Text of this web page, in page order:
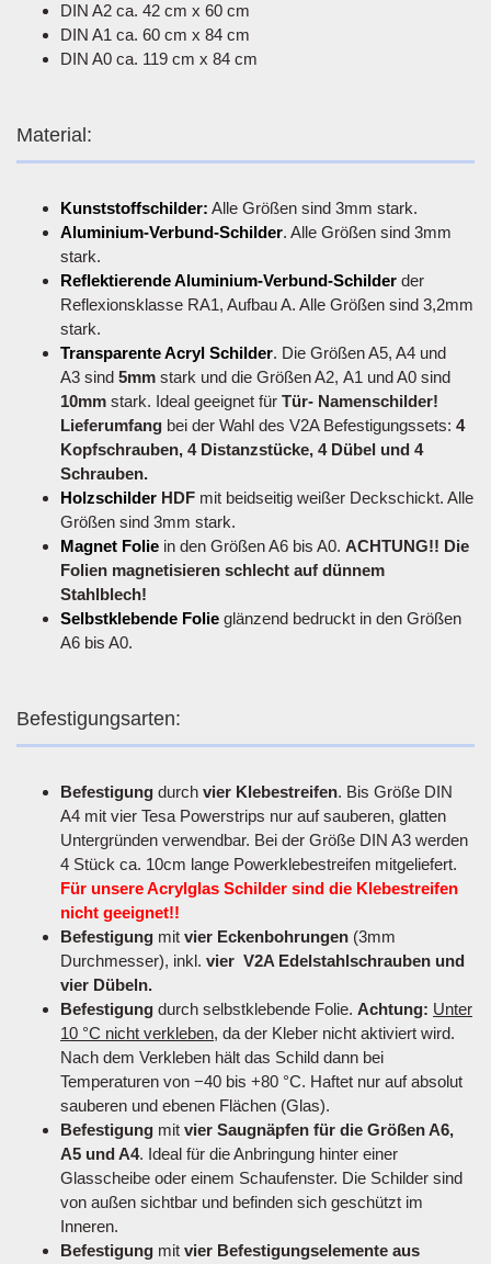
DIN A2 ca. 42 cm x 60 cm
DIN A1 ca. 60 cm x 84 cm
DIN A0 ca. 119 cm x 84 cm
Material:
Kunststoffschilder: Alle Größen sind 3mm stark.
Aluminium-Verbund-Schilder. Alle Größen sind 3mm
stark.
Reflektierende Aluminium-Verbund-Schilder der
Reflexionsklasse RA1, Aufbau A. Alle Größen sind 3,2mm
stark.
Transparente Acryl Schilder. Die Größen A5, A4 und
A3 sind 5mm stark und die Größen A2, A1 und A0 sind
10mm stark. Ideal geeignet für Tür- Namenschilder!
Lieferumfang bei der Wahl des V2A Befestigungssets: 4
Kopfschrauben, 4 Distanzstücke, 4 Dübel und 4
Schrauben.
Holzschilder HDF mit beidseitig weißer Deckschickt. Alle
Größen sind 3mm stark.
Magnet Folie in den Größen A6 bis A0. ACHTUNG!! Die
Folien magnetisieren schlecht auf dünnem
Stahlblech!
Selbstklebende Folie glänzend bedruckt in den Größen
A6 bis A0.
Befestigungsarten:
Befestigung durch vier Klebestreifen. Bis Größe DIN
A4 mit vier Tesa Powerstrips nur auf sauberen, glatten
Untergründen verwendbar. Bei der Größe DIN A3 werden
4 Stück ca. 10cm lange Powerklebestreifen mitgeliefert.
Für unsere Acrylglas Schilder sind die Klebestreifen
nicht geeignet!!
Befestigung mit vier Eckenbohrungen (3mm
Durchmesser), inkl. vier V2A Edelstahlschrauben und
vier Dübeln.
Befestigung durch selbstklebende Folie. Achtung: Unter
10 °C nicht verkleben, da der Kleber nicht aktiviert wird.
Nach dem Verkleben hält das Schild dann bei
Temperaturen von −40 bis +80 °C. Haftet nur auf absolut
sauberen und ebenen Flächen (Glas).
Befestigung mit vier Saugnäpfen für die Größen A6,
A5 und A4. Ideal für die Anbringung hinter einer
Glasscheibe oder einem Schaufenster. Die Schilder sind
von außen sichtbar und befinden sich geschützt im
Inneren.
Befestigung mit vier Befestigungselemente aus